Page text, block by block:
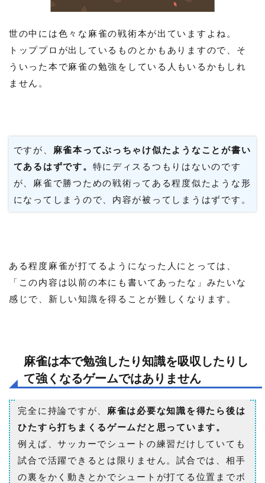
世の中には色々な麻雀の戦術本が出ていますよね。
トッププロが出しているものとかもありますので、そ
ういった本で麻雀の勉強をしている人もいるかもしれ
ません。
ですが、 麻雀本ってぶっちゃけ似たようなことが書い
てあるはずです。 特にディスるつもりはないのです
が、麻雀で勝つための戦術ってある程度似たような形
になってしまうので、内容が被ってしまうはずです。
ある程度麻雀が打てるようになった人にとっては、
「この内容は以前の本にも書いてあったな」みたいな
感じで、新しい知識を得ることが難しくなります。
麻雀は本で勉強したり知識を吸収したりし
て強くなるゲームではありません
完全に持論ですが、 麻雀は必要な知識を得たら後は
ひたすら打ちまくるゲームだと思っています。
例えば、サッカーでシュートの練習だけしていても
試合で活躍できるとは限りません。試合では、相手
の裏をかく動きとかでシュートが打てる位置までボ